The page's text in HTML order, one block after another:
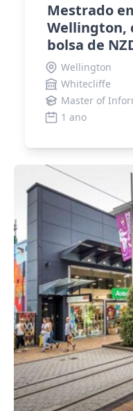
Mestrado
Wellington,
bolsa de
Wellington
Whitecliffe
Master of
1 ano